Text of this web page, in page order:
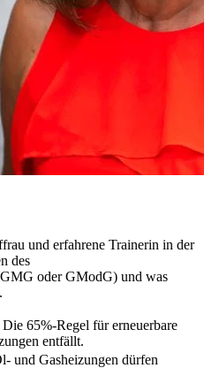
und erfahrene Trainerin in der
des
oder GModG) und was
Die 65%-Regel für erneuerbare
entfällt.
und Gasheizungen dürfen